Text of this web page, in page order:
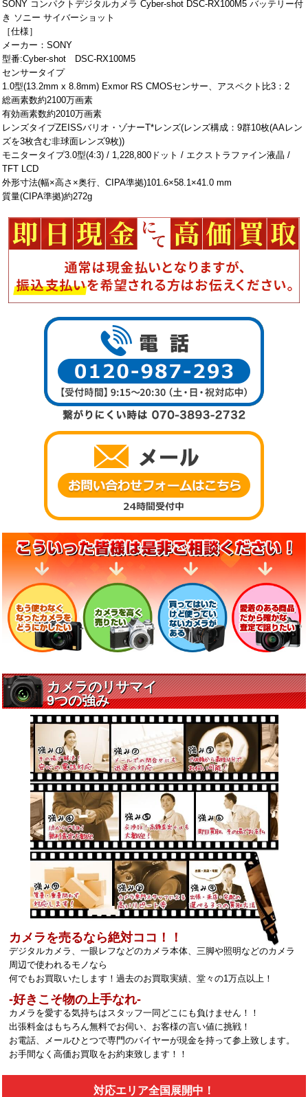
SONY コンパクトデジタルカメラ Cyber-shot DSC-RX100M5 バッテリー付
き ソニー サイバーショット
［仕様］
メーカー：SONY
型番:Cyber-shot DSC-RX100M5
センサータイプ
1.0型(13.2mm x 8.8mm) Exmor RS CMOSセンサー、アスペクト比3：2
総画素数約2100万画素
有効画素数約2010万画素
レンズタイプZEISSバリオ・ゾナーT*レンズ(レンズ構成：9群10枚(AAレン
ズを3枚含む非球面レンズ9枚))
モニタータイプ3.0型(4:3) / 1,228,800ドット / エクストラファイン液晶 /
TFT LCD
外形寸法(幅×高さ×奥行、CIPA準拠)101.6×58.1×41.0 mm
質量(CIPA準拠)約272g
カメラを売るなら絶対ココ！！
デジタルカメラ、一眼レフなどのカメラ本体、三脚や照明などのカメラ
周辺で使われるモノなら
何でもお買取いたします！過去のお買取実績、堂々の1万点以上！
‐好きこそ物の上手なれ‐
カメラを愛する気持ちはスタッフ一同どこにも負けません！！
出張料金はもちろん無料でお伺い、お客様の言い値に挑戦！
お電話、メールひとつで専門のバイヤーが現金を持って参上致します。
お手間なく高価お買取をお約束致します！！
対応エリア全国展開中！